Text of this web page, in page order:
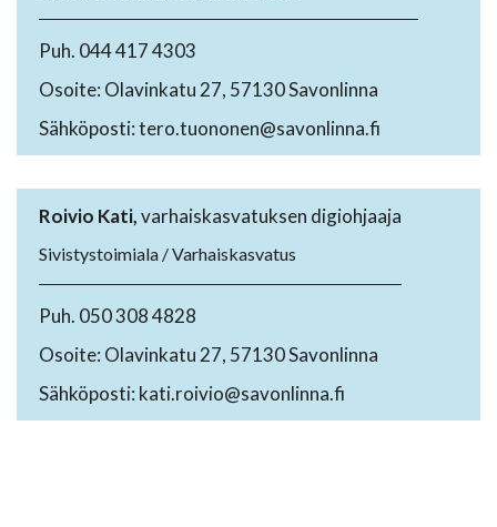
Puh. 044 417 4303
Osoite: Olavinkatu 27, 57130 Savonlinna
Sähköposti: tero.tuononen@savonlinna.fi
Roivio Kati,varhaiskasvatuksen digiohjaaja
Sivistystoimiala / Varhaiskasvatus
Puh. 050 308 4828
Osoite: Olavinkatu 27, 57130 Savonlinna
Sähköposti: kati.roivio@savonlinna.fi